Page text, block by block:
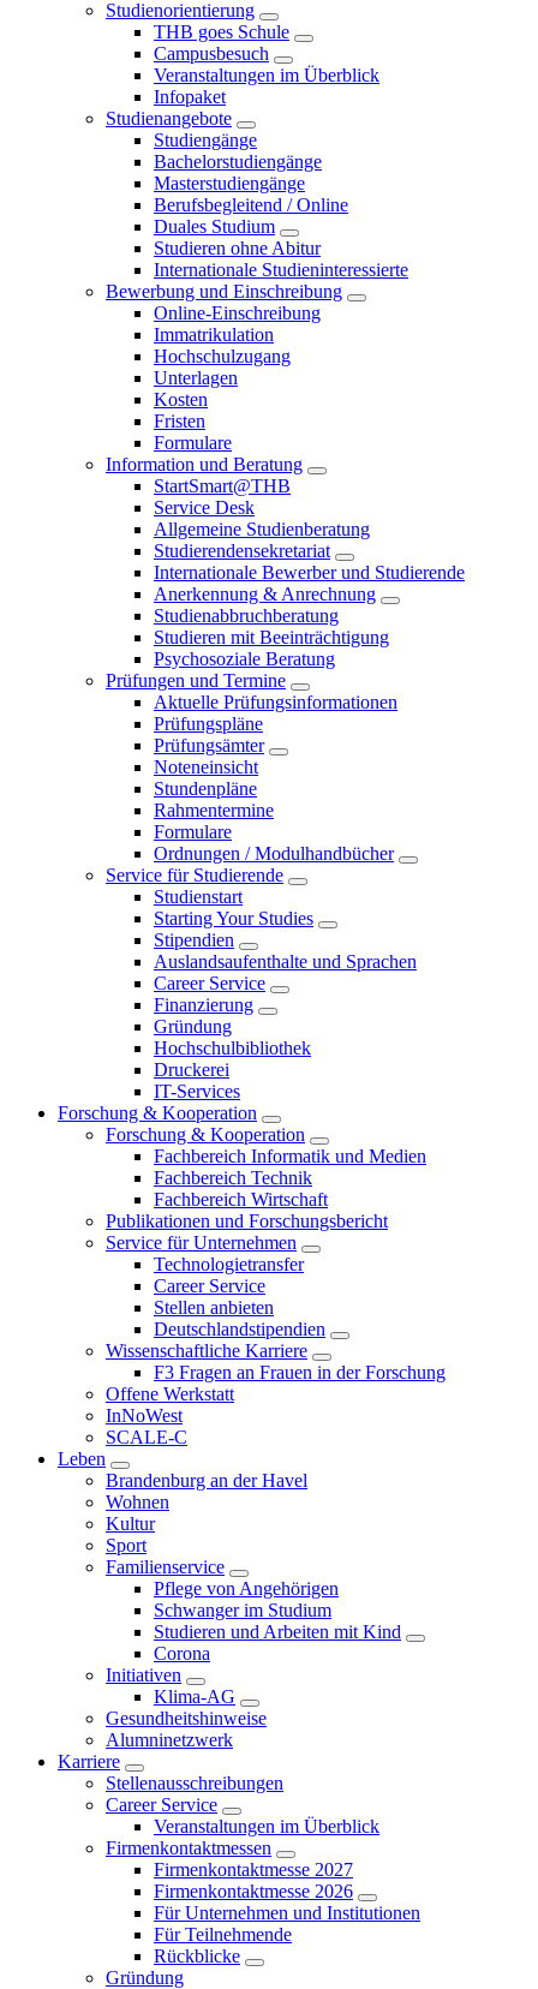
Studienorientierung
THB goes Schule
Campusbesuch
Veranstaltungen im Überblick
Infopaket
Studienangebote
Studiengänge
Bachelorstudiengänge
Masterstudiengänge
Berufsbegleitend / Online
Duales Studium
Studieren ohne Abitur
Internationale Studieninteressierte
Bewerbung und Einschreibung
Online-Einschreibung
Immatrikulation
Hochschulzugang
Unterlagen
Kosten
Fristen
Formulare
Information und Beratung
StartSmart@THB
Service Desk
Allgemeine Studienberatung
Studierendensekretariat
Internationale Bewerber und Studierende
Anerkennung & Anrechnung
Studienabbruchberatung
Studieren mit Beeinträchtigung
Psychosoziale Beratung
Prüfungen und Termine
Aktuelle Prüfungsinformationen
Prüfungspläne
Prüfungsämter
Noteneinsicht
Stundenpläne
Rahmentermine
Formulare
Ordnungen / Modulhandbücher
Service für Studierende
Studienstart
Starting Your Studies
Stipendien
Auslandsaufenthalte und Sprachen
Career Service
Finanzierung
Gründung
Hochschulbibliothek
Druckerei
IT-Services
Forschung & Kooperation
Forschung & Kooperation
Fachbereich Informatik und Medien
Fachbereich Technik
Fachbereich Wirtschaft
Publikationen und Forschungsbericht
Service für Unternehmen
Technologietransfer
Career Service
Stellen anbieten
Deutschlandstipendien
Wissenschaftliche Karriere
F3 Fragen an Frauen in der Forschung
Offene Werkstatt
InNoWest
SCALE-C
Leben
Brandenburg an der Havel
Wohnen
Kultur
Sport
Familienservice
Pflege von Angehörigen
Schwanger im Studium
Studieren und Arbeiten mit Kind
Corona
Initiativen
Klima-AG
Gesundheitshinweise
Alumninetzwerk
Karriere
Stellenausschreibungen
Career Service
Veranstaltungen im Überblick
Firmenkontaktmessen
Firmenkontaktmesse 2027
Firmenkontaktmesse 2026
Für Unternehmen und Institutionen
Für Teilnehmende
Rückblicke
Gründung